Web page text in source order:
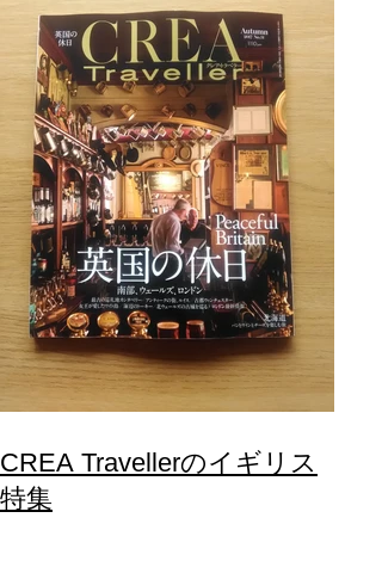
CREA Travellerのイギリス
特集